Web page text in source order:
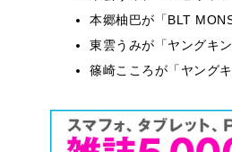
本郷柚巴が「BLT
東雲うみが「ヤングキ
篠崎こころが「ヤング